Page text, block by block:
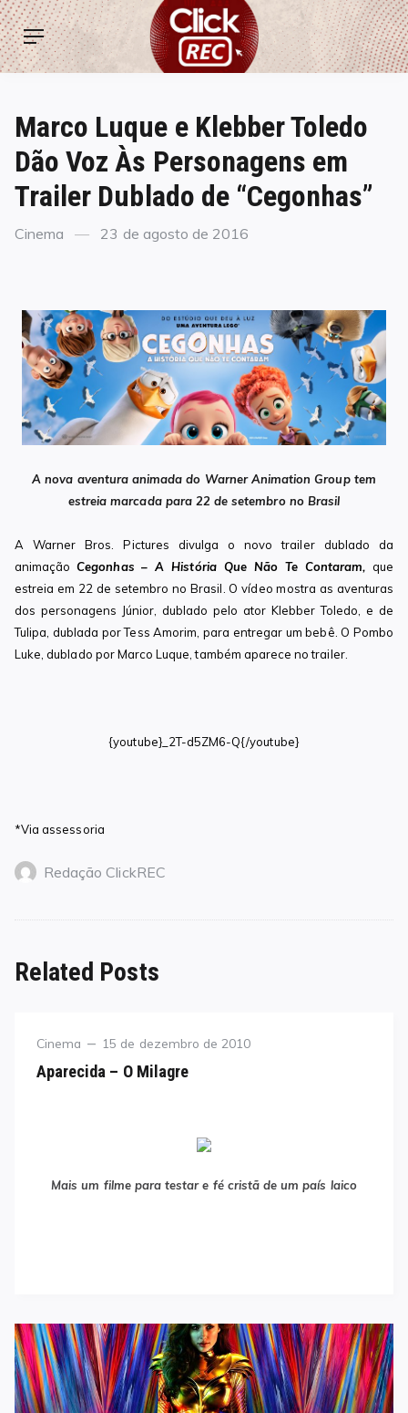
Skip
to
content
ClickREC
Menu
Marco Luque e Klebber Toledo
Dão Voz Às Personagens em
Trailer Dublado de “Cegonhas”
Categories
Cinema
Posted
23 de agosto de 2016
A nova aventura animada do Warner Animation Group tem
estreia marcada para 22 de setembro no Brasil
A Warner Bros. Pictures divulga o novo trailer dublado da
animaçãoCegonhas – A História Que Não Te Contaram, que
estreia em 22 de setembro no Brasil. O vídeo mostra as aventuras
dos personagens Júnior, dublado pelo ator Klebber Toledo, e de
Tulipa, dublada por Tess Amorim, para entregar um bebê. O Pombo
Luke, dublado por Marco Luque, também aparece no trailer.
{youtube}_2T-d5ZM6-Q{/youtube}
*Via assessoria
Redação ClickREC
Related Posts
Category
Cinema
Posted
15 de dezembro de 2010
Aparecida – O Milagre
Mais um filme para testar e fé cristã de um país laico